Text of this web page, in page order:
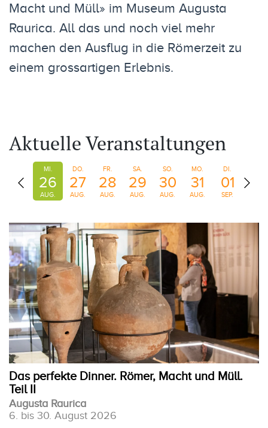
Macht und Müll» im Museum Augusta
Raurica. All das und noch viel mehr
machen den Ausflug in die Römerzeit zu
einem grossartigen Erlebnis.
Aktuelle Veranstaltungen
25
MI.
26
AUG.
DO.
27
AUG.
FR.
28
AUG.
SA.
29
AUG.
SO.
30
AUG.
MO.
31
AUG.
DI.
01
SEP.
02
Das perfekte Dinner. Römer, Macht und Müll.
Teil II
Augusta Raurica
6. bis 30. August 2026